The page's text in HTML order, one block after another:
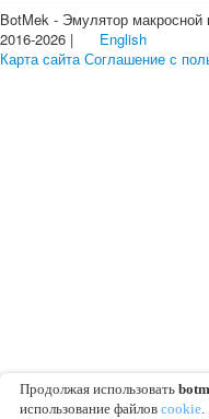
BotMek - Эмулятор
2016-2026 |
English
Карта сайта Соглашение с